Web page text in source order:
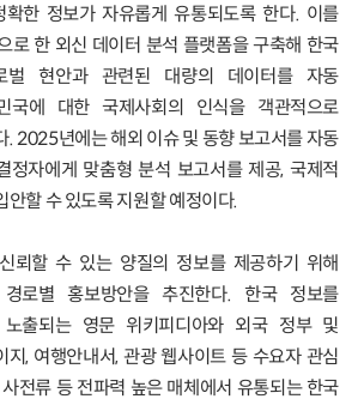
한 정보가 자유롭게 유통되도록 한다. 이를
로 한 외신 데이터 분석 플랫폼을 구축해 한국
현안과 관련된 대량의 데이터를 자동
국에 대한 국제사회의 인식을 객관적으로
. 2025년에는 해외 이슈 및 동향 보고서를 자동
정자에게 맞춤형 분석 보고서를 제공, 국제적
안할 수 있도록 지원할 예정이다.
뢰할 수 있는 양질의 정보를 제공하기 위해
로별 홍보방안을 추진한다. 한국 정보를
노출되는 영문 위키피디아와 외국 정부 및
지, 여행안내서, 관광 웹사이트 등 수요자 관심
전류 등 전파력 높은 매체에서 유통되는 한국